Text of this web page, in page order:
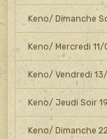
Keno/ Dimanche
Keno/ Mercredi
Keno/ Vendredi
Keno/ Jeudi Soir
Keno/ Dimanche